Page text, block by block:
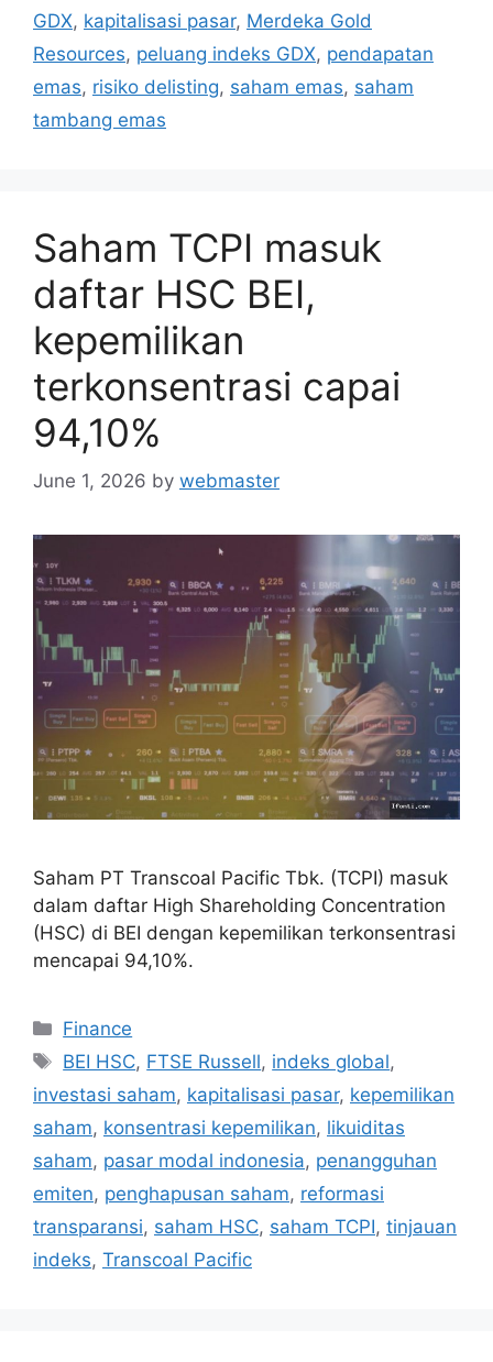
GDX, kapitalisasi pasar, Merdeka Gold
Resources, peluang indeks GDX, pendapatan
emas, risiko delisting, saham emas, saham
tambang emas
Saham TCPI masuk
daftar HSC BEI,
kepemilikan
terkonsentrasi capai
94,10%
June 1, 2026 by webmaster
Saham PT Transcoal Pacific Tbk. (TCPI) masuk
dalam daftar High Shareholding Concentration
(HSC) di BEI dengan kepemilikan terkonsentrasi
mencapai 94,10%.
Categories
Finance
Tags
BEI HSC, FTSE Russell, indeks global,
investasi saham, kapitalisasi pasar, kepemilikan
saham, konsentrasi kepemilikan, likuiditas
saham, pasar modal indonesia, penangguhan
emiten, penghapusan saham, reformasi
transparansi, saham HSC, saham TCPI, tinjauan
indeks, Transcoal Pacific